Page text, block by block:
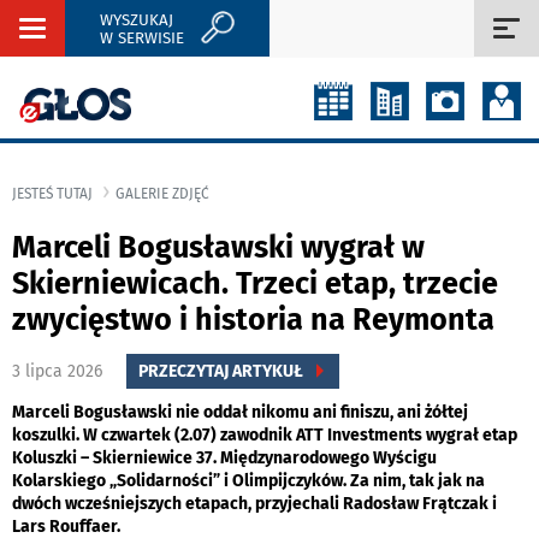
Rozwiń
WYSZUKAJ
W SERWISIE
JESTEŚ TUTAJ GALERIE ZDJĘĆ
Marceli Bogusławski wygrał w
Skierniewicach. Trzeci etap, trzecie
zwycięstwo i historia na Reymonta
3 lipca 2026
PRZECZYTAJ ARTYKUŁ
Marceli Bogusławski nie oddał nikomu ani finiszu, ani żółtej
koszulki. W czwartek (2.07) zawodnik ATT Investments wygrał etap
Koluszki – Skierniewice 37. Międzynarodowego Wyścigu
Kolarskiego „Solidarności” i Olimpijczyków. Za nim, tak jak na
dwóch wcześniejszych etapach, przyjechali Radosław Frątczak i
Lars Rouffaer.